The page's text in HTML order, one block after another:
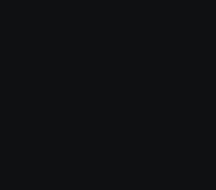
Meer informatie,
moment in te